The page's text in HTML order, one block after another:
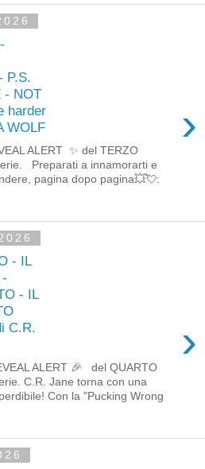
P.S.
- NOT
harder
WOLF
›
ALERT ✨ del TERZO
Preparati a innamorarti e
pagina dopo pagina💥💘:
- IL
- IL
C.R.
›
ALERT 🎉 del QUARTO
C.R. Jane torna con una
Con la "Pucking Wrong